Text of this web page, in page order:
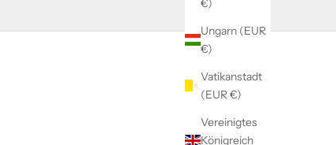
Ungarn (EUR
€)
Vatikanstadt
(EUR €)
Vereinigtes
Königreich